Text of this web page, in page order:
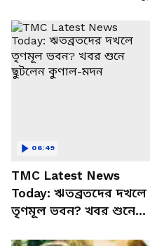
TMC Latest News
Today: ঋতব্রতদের দখলে
তৃণমূল ভবন? খবর শুনে
06:49